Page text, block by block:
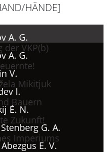
HÄNDE]
A. G.
der VKP(b)
A. G.
V.
Mikitjuk
I.
Bauern
Ė. N.
Zukunft!
G. A.
Imperiums
E. V.